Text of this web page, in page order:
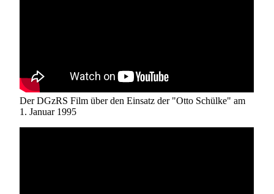
Der DGzRS Film über den Einsatz der "Otto Schülke" am
1. Januar 1995